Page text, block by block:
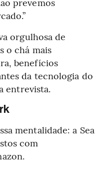
orgulhosa de
o chá mais
benefícios
da tecnologia do
entrevista.
mentalidade: a Sea
com